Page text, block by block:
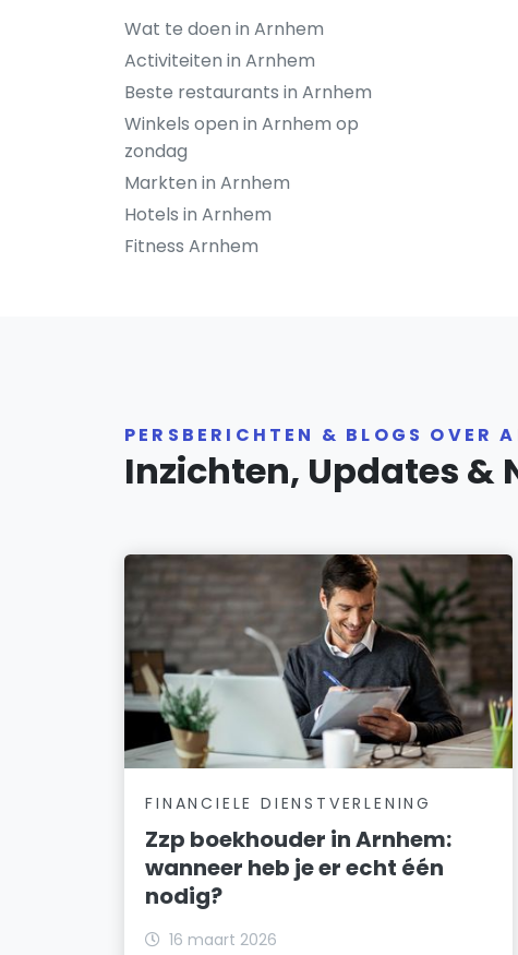
Wat te doen in Arnhem
Activiteiten in Arnhem
Beste restaurants in Arnhem
Winkels open in Arnhem op
zondag
Markten in Arnhem
Hotels in Arnhem
Fitness Arnhem
PERSBERICHTEN & BLOGS OVER
Inzichten, Updates &
FINANCIELE DIENSTVERLENING
Zzp boekhouder in Arnhem:
wanneer heb je er echt één
nodig?
16 maart 2026